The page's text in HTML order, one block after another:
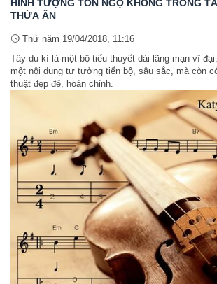
HÌNH TƯỢNG TÔN NGỘ KHÔNG TRONG
THỪA ÂN
Thứ năm 19/04/2018, 11:16
Tây du kí là một bộ tiểu thuyết dài lãng mạn vĩ
một nội dung tư tưởng tiến bộ, sâu sắc, mà còn
thuật đẹp đẽ, hoàn chỉnh.